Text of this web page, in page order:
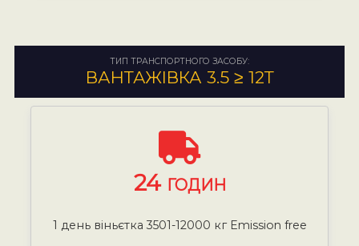
ТИП ТРАНСПОРТНОГО ЗАСОБУ:
ВАНТАЖІВКА 3.5 ≥ 12Т
24 ГОДИН
1 день віньєтка 3501-12000 кг Emission free